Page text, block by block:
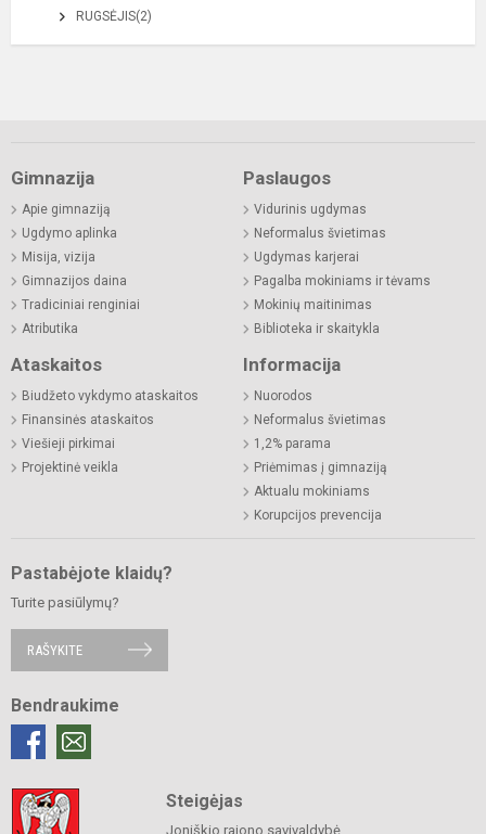
RUGSĖJIS(2)
Gimnazija
Apie gimnaziją
Ugdymo aplinka
Misija, vizija
Gimnazijos daina
Tradiciniai renginiai
Atributika
Paslaugos
Vidurinis ugdymas
Neformalus švietimas
Ugdymas karjerai
Pagalba mokiniams ir tėvams
Mokinių maitinimas
Biblioteka ir skaitykla
Ataskaitos
Biudžeto vykdymo ataskaitos
Finansinės ataskaitos
Viešieji pirkimai
Projektinė veikla
Informacija
Nuorodos
Neformalus švietimas
1,2% parama
Priėmimas į gimnaziją
Aktualu mokiniams
Korupcijos prevencija
Pastabėjote klaidų?
Turite pasiūlymų?
RAŠYKITE
Bendraukime
Steigėjas
Joniškio rajono savivaldybė